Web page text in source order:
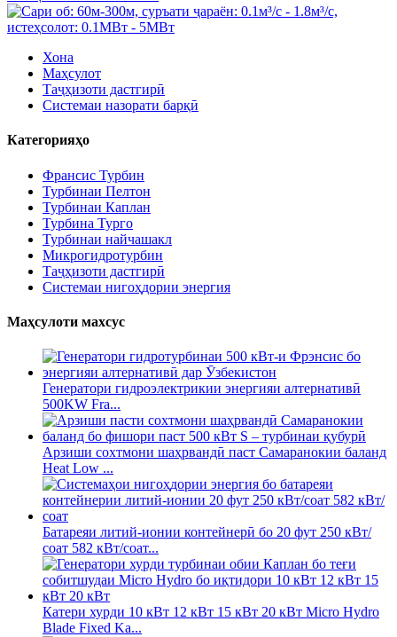
Хона
Маҳсулот
Таҷҳизоти дастгирӣ
Системаи назорати барқӣ
Категорияҳо
Франсис Турбин
Турбинаи Пелтон
Турбинаи Каплан
Турбина Турго
Турбинаи найчашакл
Микрогидротурбин
Таҷҳизоти дастгирӣ
Системаи нигоҳдории энергия
Маҳсулоти махсус
Генератори гидроэлектрикии энергияи алтернативӣ
500KW Fra...
Арзиши сохтмони шаҳрвандӣ паст Самаранокии баланд
Heat Low ...
Батареяи литий-ионии контейнерӣ бо 20 фут 250 кВт/
соат 582 кВт/соат...
Катери хурди 10 кВт 12 кВт 15 кВт 20 кВт Micro Hydro
Blade Fixed Ka...